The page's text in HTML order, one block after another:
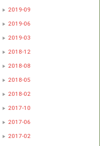
2019-09
2019-06
2019-03
2018-12
2018-08
2018-05
2018-02
2017-10
2017-06
2017-02